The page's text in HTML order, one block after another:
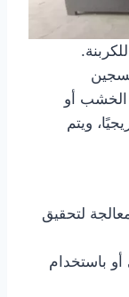
الخشب أو
ويتم
لتحقيق
أو باستخدام